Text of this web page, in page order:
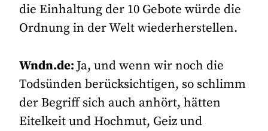
die Einhaltung der 10 Gebote würde die
Ordnung in der Welt wiederherstellen.
Wndn.de: Ja, und wenn wir noch die
Todsünden berücksichtigen, so schlimm
der Begriff sich auch anhört, hätten
Eitelkeit und Hochmut, Geiz und